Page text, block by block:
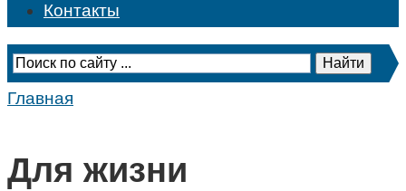
Контакты
Главная
Для жизни